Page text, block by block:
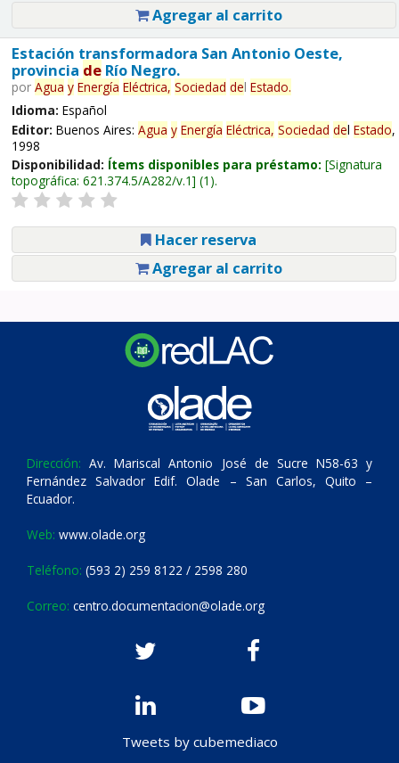
Agregar al carrito
Estación transformadora San Antonio Oeste,
provincia deRío Negro.
por Agua y Energía Eléctrica, Sociedad del Estado.
Idioma: Español
Editor: Buenos Aires: Agua y Energía Eléctrica, Sociedad del Estado,
1998
Disponibilidad: Ítems disponibles para préstamo: Signatura
topográfica: 621.374.5/A282/v.1 (1).
Hacer reserva
Agregar al carrito
Dirección: Av. Mariscal Antonio José de Sucre N58-63 y
Fernández Salvador Edif. Olade – San Carlos, Quito –
Ecuador.
Web: www.olade.org
Teléfono: (593 2) 259 8122 / 2598 280
Correo: centro.documentacion@olade.org
Tweets by cubemediaco